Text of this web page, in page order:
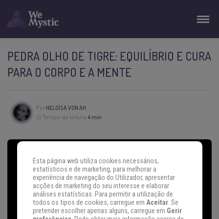
PEDRA OLHO DE TIGRE: EQUILÍBRIO E CURA
PARA O CORPO E A MENTE
Por HELOÍSA VON AH
Tempo de leitura:4 min
Esta página web utiliza cookies necessários,
estatísticos e de marketing, para melhorar a
experiência de navegação do Utilizador, apresentar
acções de marketing do seu interesse e elaborar
análises estatísticas. Para permitir a utilização de
todos os tipos de cookies, carregue em Aceitar. Se
pretender escolher apenas alguns, carregue em Gerir